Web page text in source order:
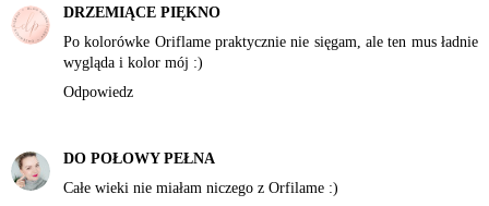
DRZEMIĄCE PIĘKNO
Po kolorówke Oriflame praktycznie nie sięgam, ale ten mus ładnie
wygląda i kolor mój :)
Odpowiedz
DO POŁOWY PEŁNA
Całe wieki nie miałam niczego z Orfilame :)